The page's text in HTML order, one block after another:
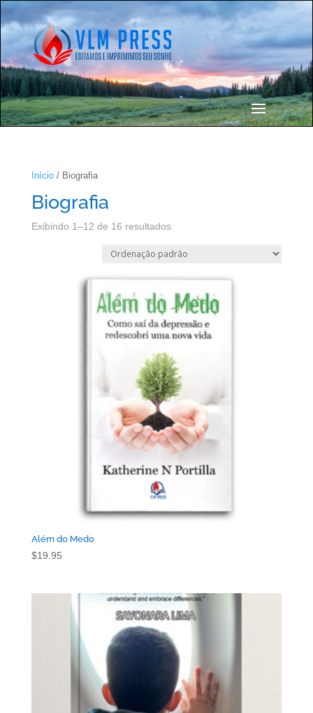
Início/ Biografia
Biografia
Exibindo 1–12 de 16 resultados
Além do Medo
$19.95